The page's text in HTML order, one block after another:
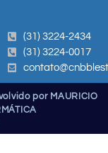
(31) 3224-2434
(31) 3224-0017
por MAURICIO